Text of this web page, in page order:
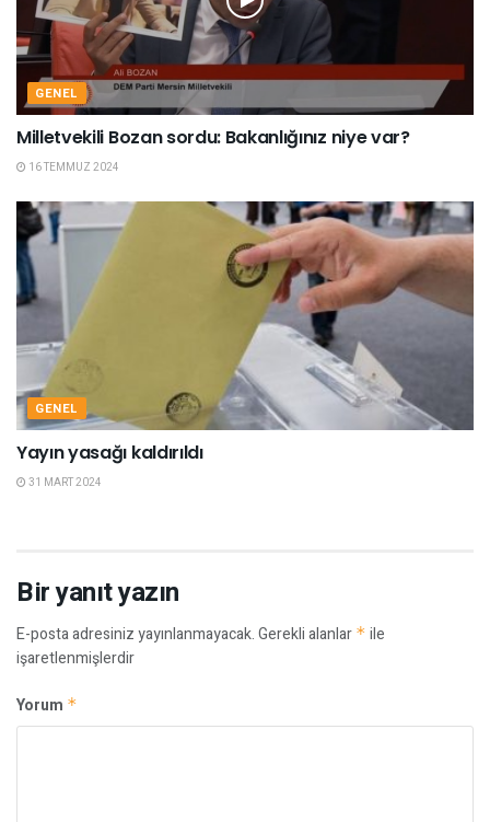
GENEL
Milletvekili Bozan sordu: Bakanlığınız niye var?
16 TEMMUZ 2024
GENEL
Yayın yasağı kaldırıldı
31 MART 2024
Bir yanıt yazın
E-posta adresiniz yayınlanmayacak.Gerekli alanlar * ile
işaretlenmişlerdir
Yorum *